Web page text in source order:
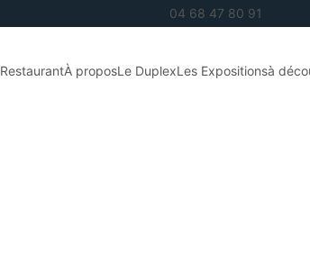
04 68 47 80 91
RestaurantÀ proposLe DuplexLes Expositionsà